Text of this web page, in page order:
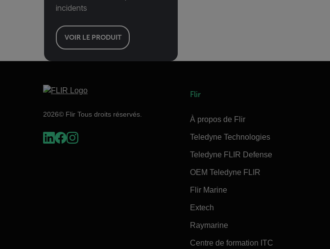
incidents
VOIR LE PRODUIT
2026© Flir Tous droits réservés.
Flir
À propos de Flir
Teledyne Technologies
Teledyne FLIR Defense
OEM Teledyne FLIR
Flir Marine
Extech
Raymarine
Centre de formation ITC